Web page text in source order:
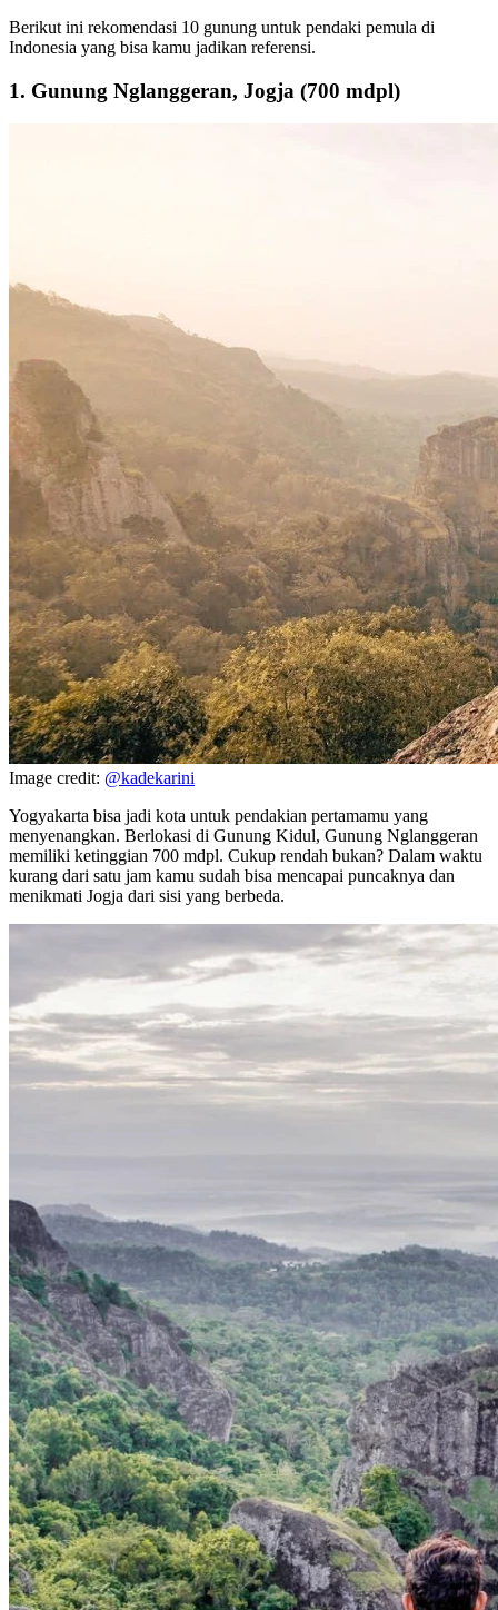
Berikut ini rekomendasi 10 gunung untuk pendaki pemula di
Indonesia yang bisa kamu jadikan referensi.
1. Gunung Nglanggeran, Jogja (700 mdpl)
Image credit: @kadekarini
Yogyakarta bisa jadi kota untuk pendakian pertamamu yang
menyenangkan. Berlokasi di Gunung Kidul, Gunung Nglanggeran
memiliki ketinggian 700 mdpl. Cukup rendah bukan? Dalam waktu
kurang dari satu jam kamu sudah bisa mencapai puncaknya dan
menikmati Jogja dari sisi yang berbeda.